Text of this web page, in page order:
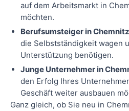
auf dem Arbeitsmarkt in
möchten.
Berufsumsteiger in Chemnitz
die Selbstständigkeit wagen
Unterstützung benötigen.
Junge Unternehmer in
den Erfolg Ihres
Geschäft weiter ausbauen
Ganz gleich, ob Sie neu in